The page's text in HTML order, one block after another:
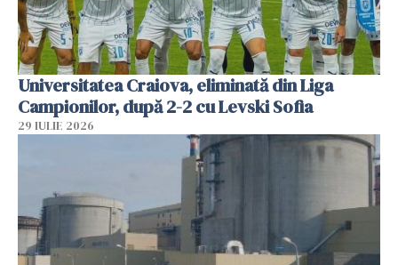
Universitatea Craiova, eliminată din Liga
Campionilor, după 2-2 cu Levski Sofia
29 IULIE 2026